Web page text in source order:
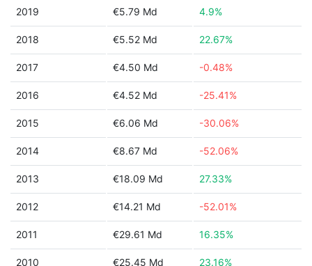
2019 €5.79 Md 4.9%
2018 €5.52 Md 22.67%
2017 €4.50 Md -0.48%
2016 €4.52 Md -25.41%
2015 €6.06 Md -30.06%
2014 €8.67 Md -52.06%
2013 €18.09 Md 27.33%
2012 €14.21 Md -52.01%
2011 €29.61 Md 16.35%
2010 €25.45 Md 23.16%